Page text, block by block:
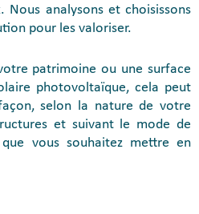
Nous analysons et choisissons
pour les valoriser.
patrimoine ou une surface
photovoltaïque, cela peut
selon la nature de votre
et suivant le mode de
vous souhaitez mettre en